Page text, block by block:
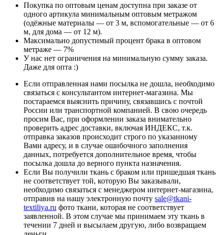
Покупка по оптовым ценам доступна при заказе от
одного артикула минимальным оптовым метражом
(одёжные материалы — от 3 м, вспомогательные — от 6
м, для дома — от 12 м).
Максимально допустимый процент брака в оптовом
метраже — 7%
У нас нет ограничения на минимальную сумму заказа.
Даже для опта :)
Если отправленная нами посылка не дошла, необходимо
связаться с консультантом интернет-магазина. Мы
постараемся выяснить причину, связавшись с почтой
России или транспортной компанией. В свою очередь
просим Вас, при оформлении заказа внимательно
проверить адрес доставки, включая ИНДЕКС, т.к.
отправка заказов происходит строго по указанному
Вами адресу, и в случае ошибочного заполнения
данных, потребуется дополнительное время, чтобы
посылка дошла до верного пункта назначения.
Если Вы получили ткань с браком или пришедшая ткань
не соответствует той, которую Вы заказывали,
необходимо связаться с менеджером интернет-магазина,
отправив на нашу электронную почту sale@tkani-
textiliya.ru фото ткани, которая не соответствует
заявленной. В этом случае мы принимаем эту ткань в
течении 7 дней и высылаем другую, либо возвращаем